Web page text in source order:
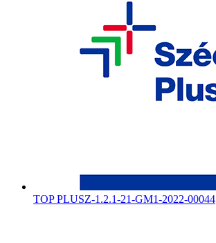
TOP PLUSZ-1.2.1-21-GM1-2022-00044